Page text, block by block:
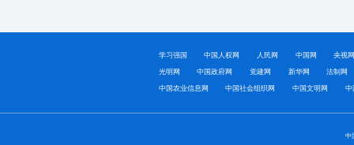
学习强国 中国人权网 人民网 中国网 央视
光明网 中国政府网 党建网 新华网 法制网
中国农业信息网 中国社会组织网 中国文明网 中
中